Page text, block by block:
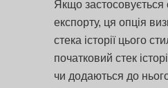
Якщо застосовується
експорту, ця опція
стека історії цього
початковий стек
чи додаються до